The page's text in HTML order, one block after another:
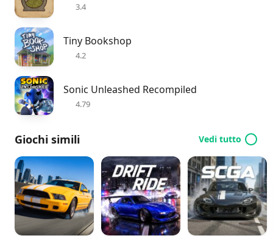
3.4
Tiny Bookshop
4.2
Sonic Unleashed Recompiled
4.79
Giochi simili Vedi tutto